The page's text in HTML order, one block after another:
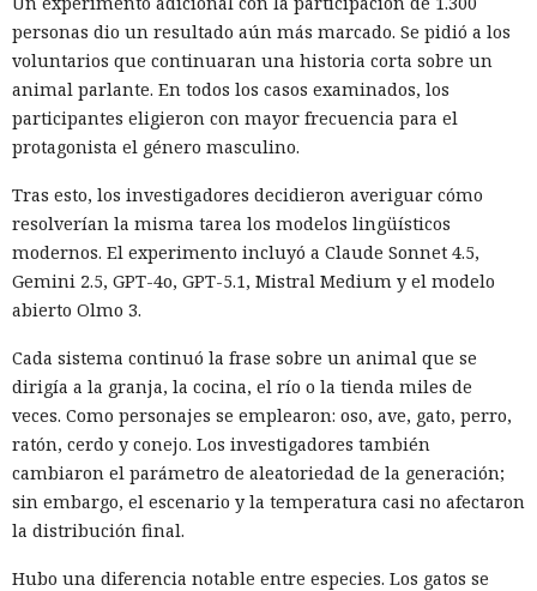
personas dio un resultado aún más marcado. Se pidió a los
voluntarios que continuaran una historia corta sobre un
animal parlante. En todos los casos examinados, los
participantes eligieron con mayor frecuencia para el
protagonista el género masculino.
Tras esto, los investigadores decidieron averiguar cómo
resolverían la misma tarea los modelos lingüísticos
modernos. El experimento incluyó a Claude Sonnet 4.5,
Gemini 2.5, GPT-4o, GPT-5.1, Mistral Medium y el modelo
abierto Olmo 3.
Cada sistema continuó la frase sobre un animal que se
dirigía a la granja, la cocina, el río o la tienda miles de
veces. Como personajes se emplearon: oso, ave, gato, perro,
ratón, cerdo y conejo. Los investigadores también
cambiaron el parámetro de aleatoriedad de la generación;
sin embargo, el escenario y la temperatura casi no afectaron
la distribución final.
Hubo una diferencia notable entre especies. Los gatos se